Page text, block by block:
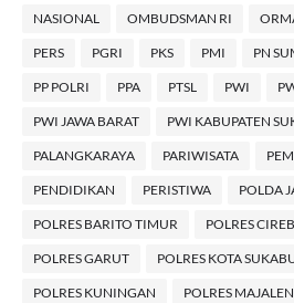
NASIONAL OMBUDSMAN RI
PERS PGRI PKS PMI PN
PP POLRI PPA PTSL PWI
PWI JAWA BARAT PWI KABUPATEN
PALANGKARAYA PARIWISATA
PENDIDIKAN PERISTIWA POLDA
POLRES BARITO TIMUR POLRES
POLRES GARUT POLRES KOTA
POLRES KUNINGAN POLRES